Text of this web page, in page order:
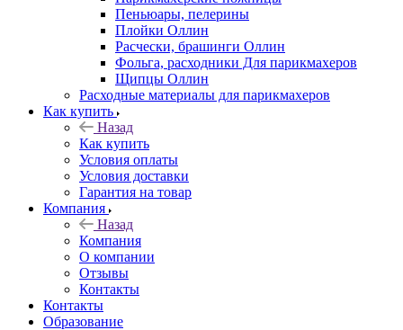
Пеньюары, пелерины
Плойки Оллин
Расчески, брашинги Оллин
Фольга, расходники Для парикмахеров
Щипцы Оллин
Расходные материалы для парикмахеров
Как купить
Назад
Как купить
Условия оплаты
Условия доставки
Гарантия на товар
Компания
Назад
Компания
О компании
Отзывы
Контакты
Контакты
Образование